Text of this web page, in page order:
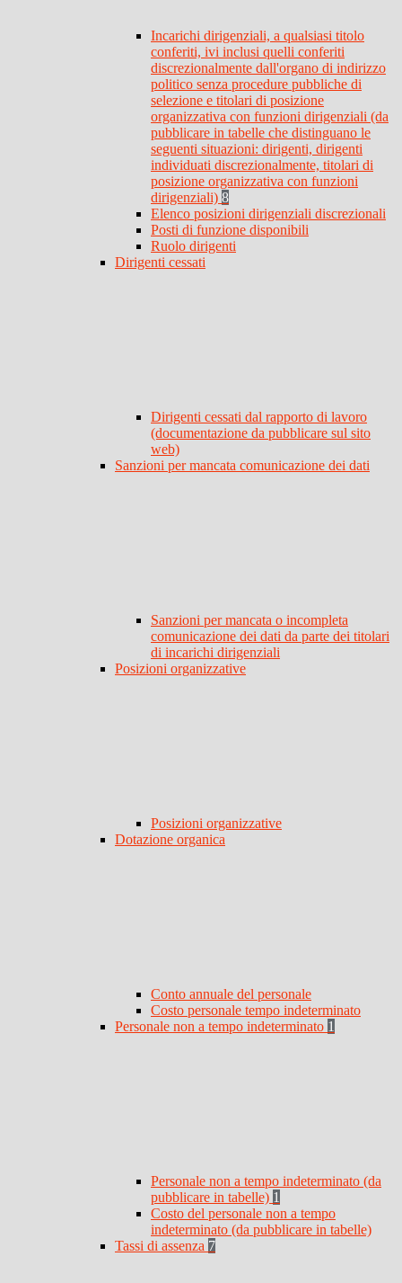
Incarichi dirigenziali, a qualsiasi titolo
conferiti, ivi inclusi quelli conferiti
discrezionalmente dall'organo di indirizzo
politico senza procedure pubbliche di
selezione e titolari di posizione
organizzativa con funzioni dirigenziali (da
pubblicare in tabelle che distinguano le
seguenti situazioni: dirigenti, dirigenti
individuati discrezionalmente, titolari di
posizione organizzativa con funzioni
dirigenziali) 8
Elenco posizioni dirigenziali discrezionali
Posti di funzione disponibili
Ruolo dirigenti
Dirigenti cessati
Dirigenti cessati dal rapporto di lavoro
(documentazione da pubblicare sul sito
web)
Sanzioni per mancata comunicazione dei dati
Sanzioni per mancata o incompleta
comunicazione dei dati da parte dei titolari
di incarichi dirigenziali
Posizioni organizzative
Posizioni organizzative
Dotazione organica
Conto annuale del personale
Costo personale tempo indeterminato
Personale non a tempo indeterminato 1
Personale non a tempo indeterminato (da
pubblicare in tabelle) 1
Costo del personale non a tempo
indeterminato (da pubblicare in tabelle)
Tassi di assenza 7